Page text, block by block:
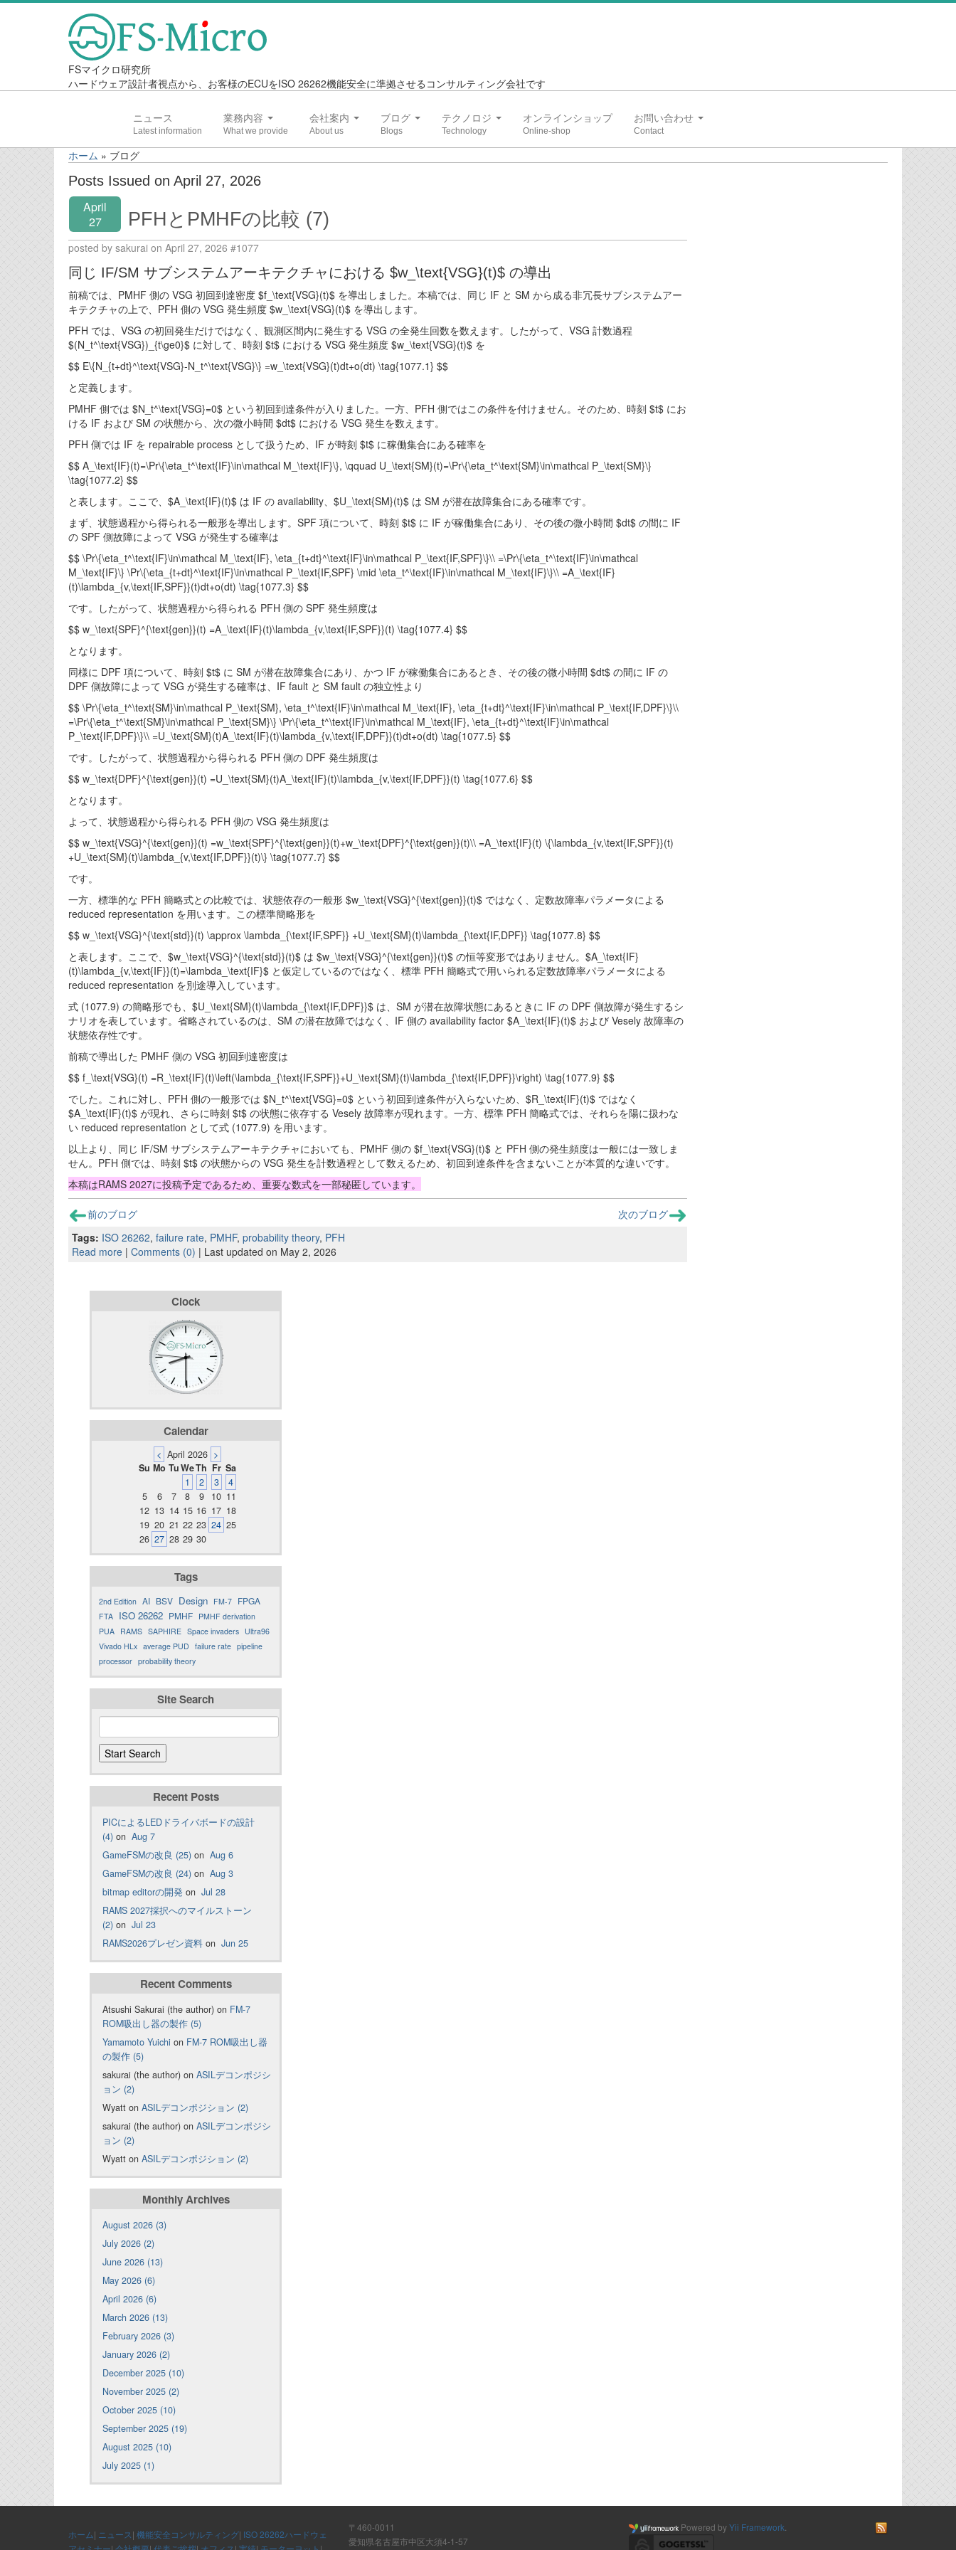
FSマイクロ研究所
ハードウェア設計者視点から、お客様のECUをISO 26262機能安全に準拠させるコンサルティング会社です
ニュース 業務内容 会社案内 ブログ テクノロジ オンラインショップ お問い合わせ
ホーム » ブログ
Posts Issued on April 27, 2026
April
27
PFHとPMHFの比較 (7)
posted by sakurai on April 27, 2026 #1077
同じ IF/SM サブシステムアーキテクチャにおける $w_\text{VSG}(t)$ の導出
前稿では、PMHF 側の VSG 初回到達密度 $f_\text{VSG}(t)$ を導出しました。本稿では、同じ IF と SM から成る非冗長サブシステムアー
キテクチャの上で、PFH 側の VSG 発生頻度 $w_\text{VSG}(t)$ を導出します。
PFH では、VSG の初回発生だけではなく、観測区間内に発生する VSG の全発生回数を数えます。したがって、VSG 計数過程
$(N_t^\text{VSG})_{t\ge0}$ に対して、時刻 $t$ における VSG 発生頻度 $w_\text{VSG}(t)$ を
$$ E\{N_{t+dt}^\text{VSG}-N_t^\text{VSG}\} =w_\text{VSG}(t)dt+o(dt) \tag{1077.1} $$
と定義します。
PMHF 側では $N_t^\text{VSG}=0$ という初回到達条件が入りました。一方、PFH 側ではこの条件を付けません。そのため、時刻 $t$ にお
ける IF および SM の状態から、次の微小時間 $dt$ における VSG 発生を数えます。
PFH 側では IF を repairable process として扱うため、IF が時刻 $t$ に稼働集合にある確率を
$$ A_\text{IF}(t)=\Pr\{\eta_t^\text{IF}\in\mathcal M_\text{IF}\}, \qquad U_\text{SM}(t)=\Pr\{\eta_t^\text{SM}\in\mathcal P_\text{SM}\}
\tag{1077.2} $$
と表します。ここで、$A_\text{IF}(t)$ は IF の availability、$U_\text{SM}(t)$ は SM が潜在故障集合にある確率です。
まず、状態過程から得られる一般形を導出します。SPF 項について、時刻 $t$ に IF が稼働集合にあり、その後の微小時間 $dt$ の間に IF
の SPF 側故障によって VSG が発生する確率は
$$ \Pr\{\eta_t^\text{IF}\in\mathcal M_\text{IF}, \eta_{t+dt}^\text{IF}\in\mathcal P_\text{IF,SPF}\}\\ =\Pr\{\eta_t^\text{IF}\in\mathcal
M_\text{IF}\} \Pr\{\eta_{t+dt}^\text{IF}\in\mathcal P_\text{IF,SPF} \mid \eta_t^\text{IF}\in\mathcal M_\text{IF}\}\\ =A_\text{IF}
(t)\lambda_{v,\text{IF,SPF}}(t)dt+o(dt) \tag{1077.3} $$
です。したがって、状態過程から得られる PFH 側の SPF 発生頻度は
$$ w_\text{SPF}^{\text{gen}}(t) =A_\text{IF}(t)\lambda_{v,\text{IF,SPF}}(t) \tag{1077.4} $$
となります。
同様に DPF 項について、時刻 $t$ に SM が潜在故障集合にあり、かつ IF が稼働集合にあるとき、その後の微小時間 $dt$ の間に IF の
DPF 側故障によって VSG が発生する確率は、IF fault と SM fault の独立性より
$$ \Pr\{\eta_t^\text{SM}\in\mathcal P_\text{SM}, \eta_t^\text{IF}\in\mathcal M_\text{IF}, \eta_{t+dt}^\text{IF}\in\mathcal P_\text{IF,DPF}\}\\
=\Pr\{\eta_t^\text{SM}\in\mathcal P_\text{SM}\} \Pr\{\eta_t^\text{IF}\in\mathcal M_\text{IF}, \eta_{t+dt}^\text{IF}\in\mathcal
P_\text{IF,DPF}\}\\ =U_\text{SM}(t)A_\text{IF}(t)\lambda_{v,\text{IF,DPF}}(t)dt+o(dt) \tag{1077.5} $$
です。したがって、状態過程から得られる PFH 側の DPF 発生頻度は
$$ w_\text{DPF}^{\text{gen}}(t) =U_\text{SM}(t)A_\text{IF}(t)\lambda_{v,\text{IF,DPF}}(t) \tag{1077.6} $$
となります。
よって、状態過程から得られる PFH 側の VSG 発生頻度は
$$ w_\text{VSG}^{\text{gen}}(t) =w_\text{SPF}^{\text{gen}}(t)+w_\text{DPF}^{\text{gen}}(t)\\ =A_\text{IF}(t) \{\lambda_{v,\text{IF,SPF}}(t)
+U_\text{SM}(t)\lambda_{v,\text{IF,DPF}}(t)\} \tag{1077.7} $$
です。
一方、標準的な PFH 簡略式との比較では、状態依存の一般形 $w_\text{VSG}^{\text{gen}}(t)$ ではなく、定数故障率パラメータによる
reduced representation を用います。この標準簡略形を
$$ w_\text{VSG}^{\text{std}}(t) \approx \lambda_{\text{IF,SPF}} +U_\text{SM}(t)\lambda_{\text{IF,DPF}} \tag{1077.8} $$
と表します。ここで、$w_\text{VSG}^{\text{std}}(t)$ は $w_\text{VSG}^{\text{gen}}(t)$ の恒等変形ではありません。$A_\text{IF}
(t)\lambda_{v,\text{IF}}(t)=\lambda_\text{IF}$ と仮定しているのではなく、標準 PFH 簡略式で用いられる定数故障率パラメータによる
reduced representation を別途導入しています。
式 (1077.9) の簡略形でも、$U_\text{SM}(t)\lambda_{\text{IF,DPF}}$ は、SM が潜在故障状態にあるときに IF の DPF 側故障が発生するシ
ナリオを表しています。省略されているのは、SM の潜在故障ではなく、IF 側の availability factor $A_\text{IF}(t)$ および Vesely 故障率の
状態依存性です。
前稿で導出した PMHF 側の VSG 初回到達密度は
$$ f_\text{VSG}(t) =R_\text{IF}(t)\left(\lambda_{\text{IF,SPF}}+U_\text{SM}(t)\lambda_{\text{IF,DPF}}\right) \tag{1077.9} $$
でした。これに対し、PFH 側の一般形では $N_t^\text{VSG}=0$ という初回到達条件が入らないため、$R_\text{IF}(t)$ ではなく
$A_\text{IF}(t)$ が現れ、さらに時刻 $t$ の状態に依存する Vesely 故障率が現れます。一方、標準 PFH 簡略式では、それらを陽に扱わな
い reduced representation として式 (1077.9) を用います。
以上より、同じ IF/SM サブシステムアーキテクチャにおいても、PMHF 側の $f_\text{VSG}(t)$ と PFH 側の発生頻度は一般には一致しま
せん。PFH 側では、時刻 $t$ の状態からの VSG 発生を計数過程として数えるため、初回到達条件を含まないことが本質的な違いです。
本稿はRAMS 2027に投稿予定であるため、重要な数式を一部秘匿しています。
前のブログ
次のブログ
Tags: ISO 26262, failure rate, PMHF, probability theory, PFH
Read more | Comments (0) | Last updated on May 2, 2026
Clock
Calendar
< April 2026 >
Su Mo TuWeTh Fr Sa
1
2 3
4
5
6 7 8 9 10 11
12 13 14 15 16 17 18
19 20 21 22 23 24 25
26 27 28 29 30
Tags
2nd Edition AI BSV Design FM-7 FPGA
FTA ISO 26262 PMHF PMHF derivation
PUA RAMS SAPHIRE Space invaders Ultra96
Vivado HLx average PUD failure rate pipeline
processor probability theory
Site Search
Recent Posts
PICによるLEDドライバボードの設計
(4) on Aug 7
GameFSMの改良 (25) on Aug 6
GameFSMの改良 (24) on Aug 3
bitmap editorの開発 on Jul 28
RAMS 2027採択へのマイルストーン
(2) on Jul 23
RAMS2026プレゼン資料 on Jun 25
Recent Comments
Atsushi Sakurai (the author) on FM-7
ROM吸出し器の製作 (5)
Yamamoto Yuichi on FM-7 ROM吸出し器
の製作 (5)
sakurai (the author) on ASILデコンポジシ
ョン (2)
Wyatt on ASILデコンポジション (2)
sakurai (the author) on ASILデコンポジシ
ョン (2)
Wyatt on ASILデコンポジション (2)
Monthly Archives
August 2026 (3)
July 2026 (2)
June 2026 (13)
May 2026 (6)
April 2026 (6)
March 2026 (13)
February 2026 (3)
January 2026 (2)
December 2025 (10)
November 2025 (2)
October 2025 (10)
September 2025 (19)
August 2025 (10)
July 2025 (1)
ホーム| ニュース| 機能安全コンサルティング| ISO 26262ハードウェ
〒460-0011
愛知県名古屋市中区大須4-1-57
Powered byYii Framework